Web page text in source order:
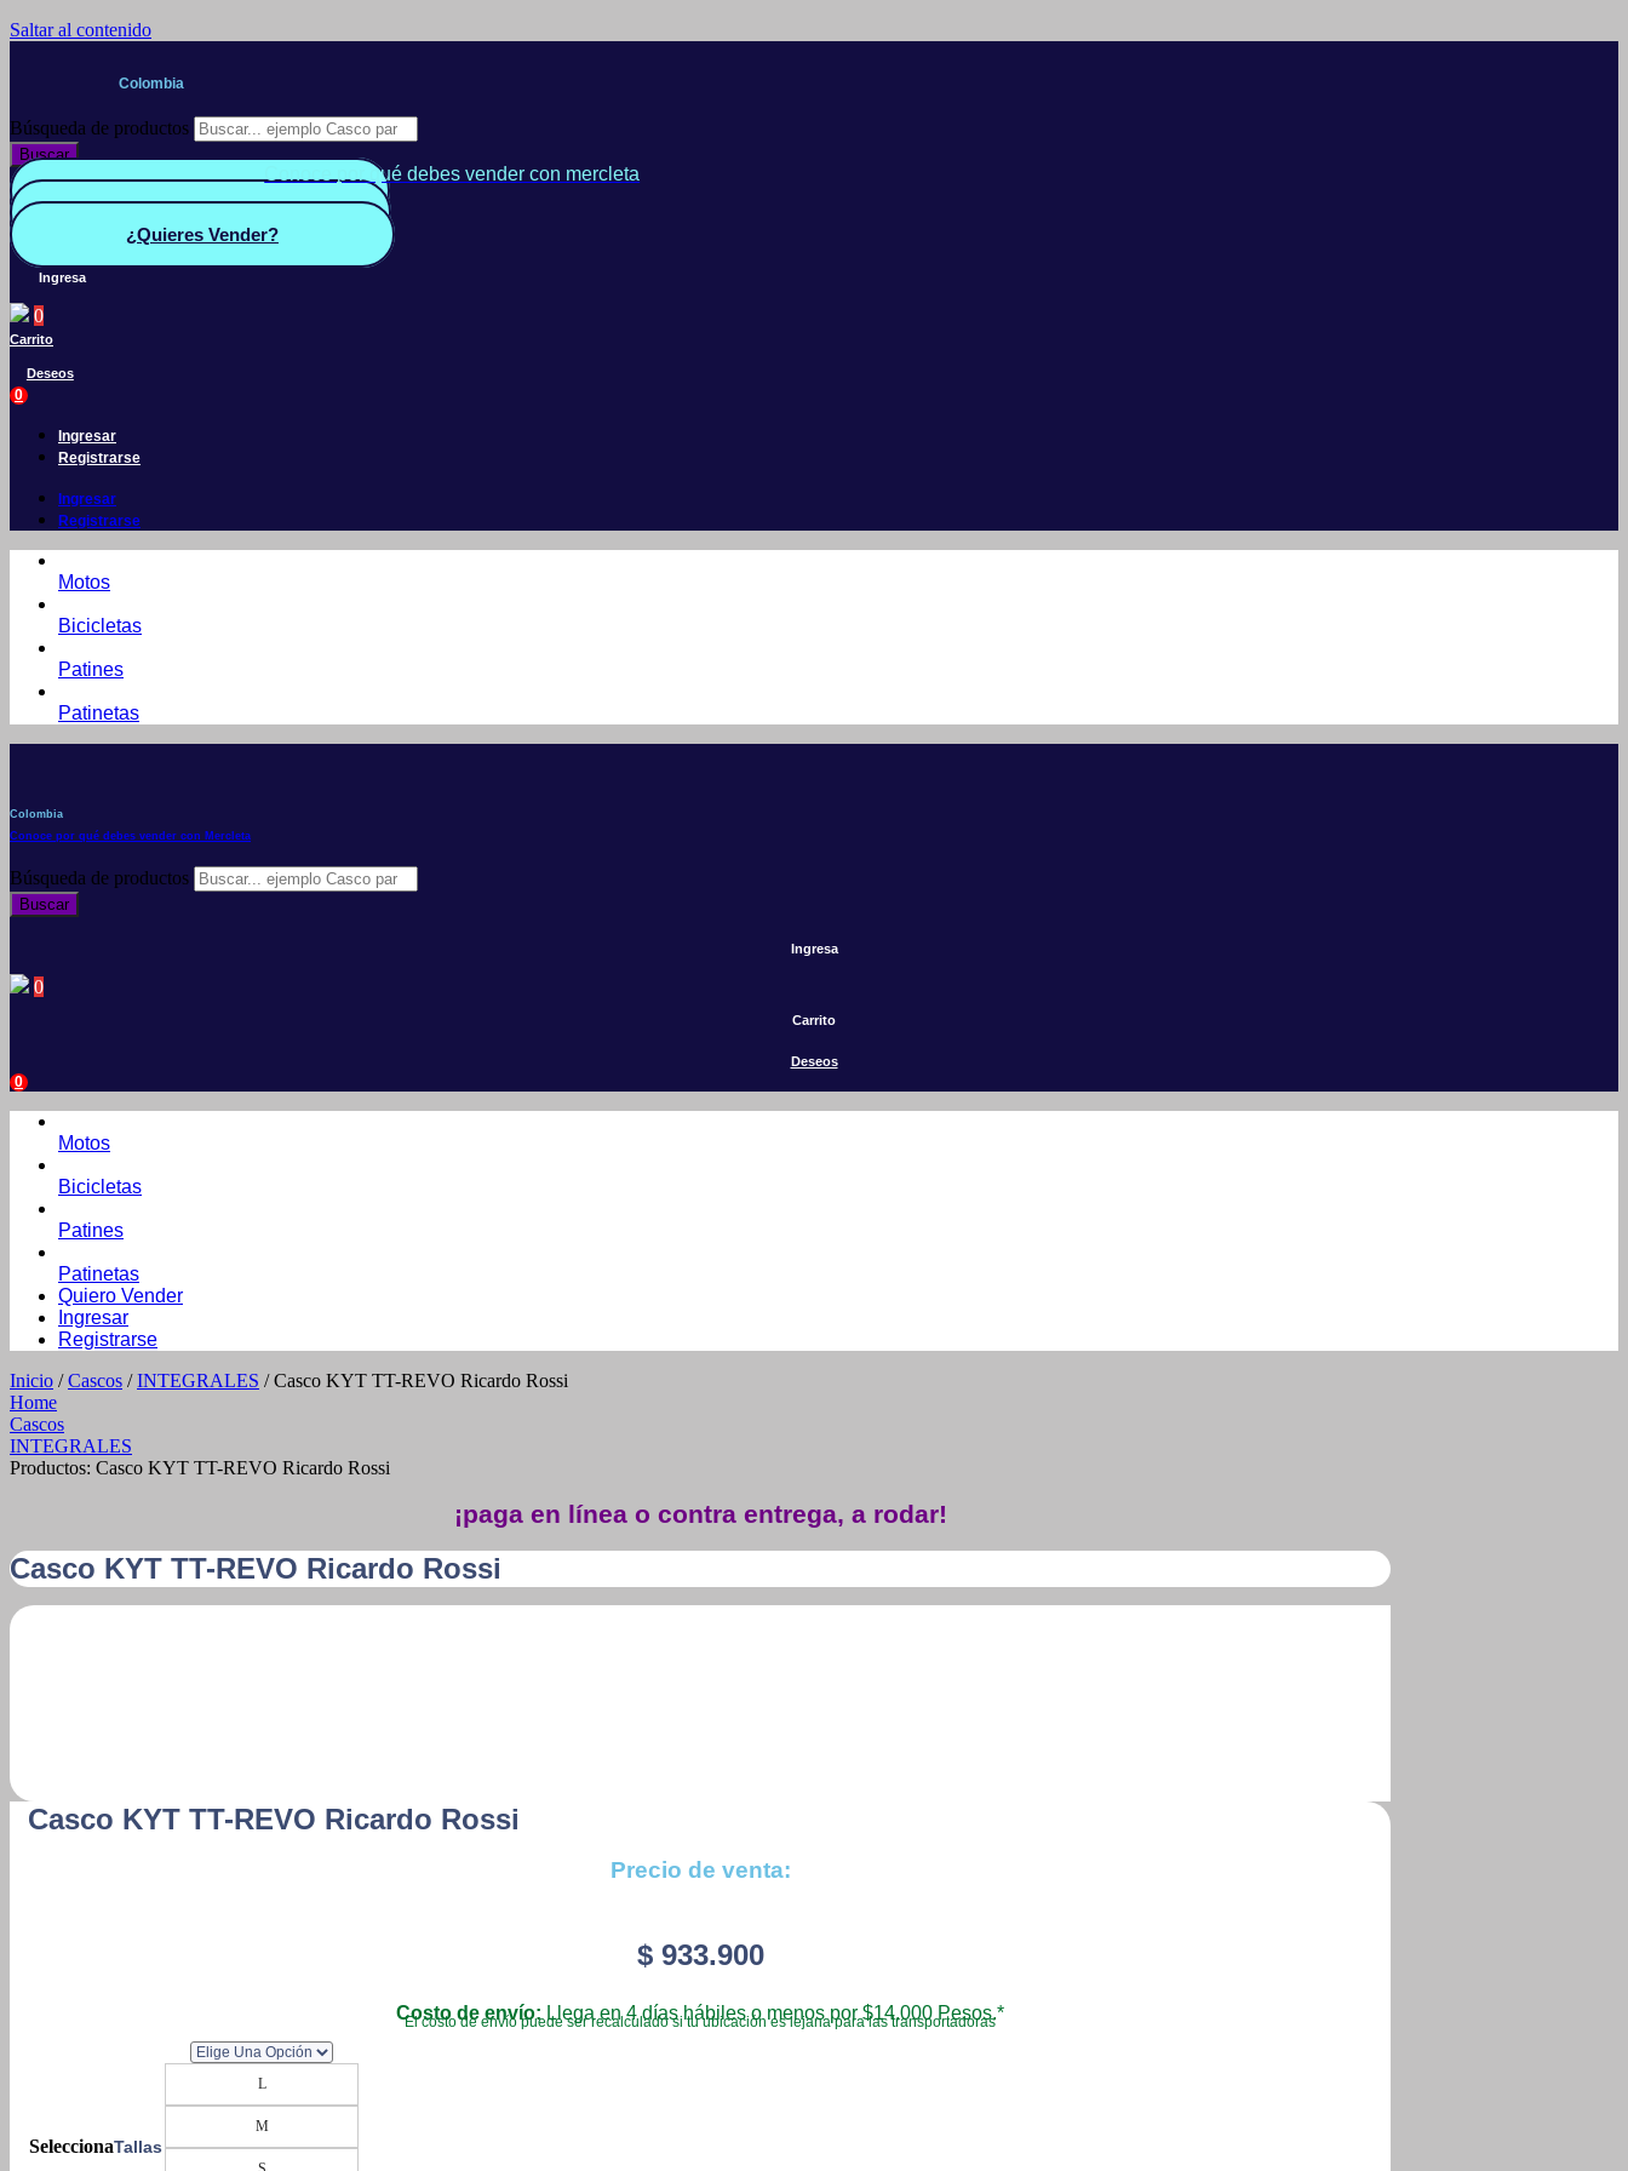
Saltar al contenido
Colombia
Búsqueda de productos
Buscar
Conoce por qué debes vender con mercleta
¿Quieres Vender?
Ingresa
0
Carrito
Deseos
0
Ingresar
Registrarse
Ingresar
Registrarse
Motos
Bicicletas
Patines
Patinetas
Colombia
Conoce por qué debes vender con Mercleta
Búsqueda de productos
Buscar
Ingresa
0
Carrito
Deseos
0
Motos
Bicicletas
Patines
Patinetas
Quiero Vender
Ingresar
Registrarse
Inicio /Cascos /INTEGRALES / Casco KYT TT-REVO Ricardo Rossi
Home
Cascos
INTEGRALES
Productos: Casco KYT TT-REVO Ricardo Rossi
¡paga en línea o contra entrega, a rodar!
Casco KYT TT-REVO Ricardo Rossi
Casco KYT TT-REVO Ricardo Rossi
Precio de venta:
$933.900
Costo de envío: Llega en 4 días hábiles o menos por $14.000 Pesos.*
El costo de envío puede ser recalculado si tu ubicación es lejana para las transportadoras
Tallas
L
M